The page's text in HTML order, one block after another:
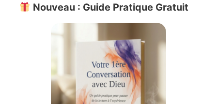
Nouveau : Guide Pratique Gratuit